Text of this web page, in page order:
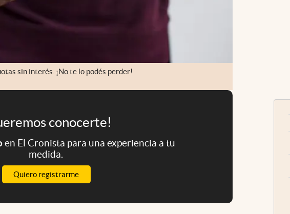
sin interés. ¡No te lo podés perder!
conocerte!
en El Cronista para una experiencia a tu
medida.
Quiero registrarme